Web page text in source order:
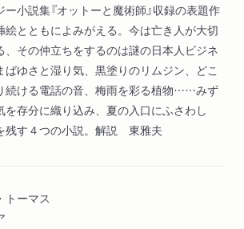
小説集『オットーと魔術師』収録の表題作
絵とともによみがえる。今は亡き人が大切
、その仲立ちをするのは謎の日本人ビジネ
ばゆさと湿り気、黒塗りのリムジン、どこ
続ける電話の音、梅雨を彩る植物……みず
を存分に織り込み、夏の入口にふさわし
残す４つの小説。解説 東雅夫
ーマス